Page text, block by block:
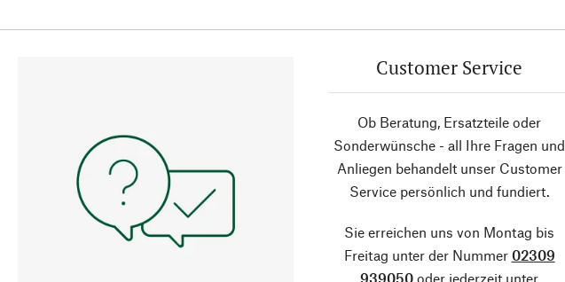
Customer Service
Ob Beratung, Ersatzteile oder
Sonderwünsche - all Ihre Fragen und
Anliegen behandelt unser Customer
Service persönlich und fundiert.
Sie erreichen uns von Montag bis
Freitag unter der Nummer 02309
939050 oder jederzeit unter